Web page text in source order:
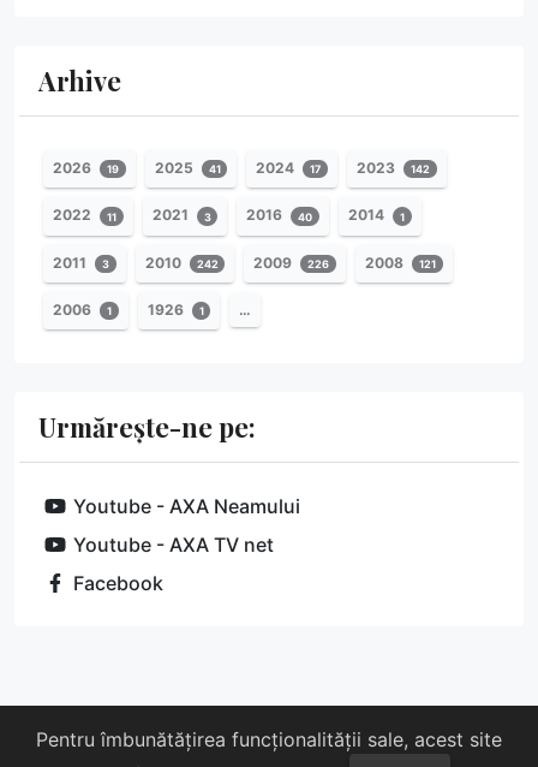
Arhive
2026 19 2025 41 2024 17 2023 142
2022 11 2021 3 2016 40 2014 1
2011 3 2010 242 2009 226 2008 121
2006 1 1926 1 …
Urmărește-ne pe:
Youtube - AXA Neamului
Youtube - AXA TV net
Facebook
Despre noi Susține-ne
Contact
Pentru îmbunătățirea funcționalității sale, acest site